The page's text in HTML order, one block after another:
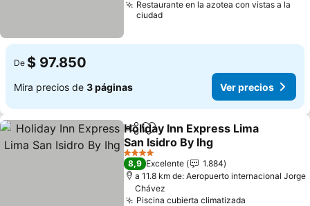
Restaurante en la azotea con vistas a la
ciudad
De $ 97.850
Mira precios de 3 páginas Ver precios
CompartirAgregar a favoritos
Holiday Inn Express Lima
San Isidro By Ihg
4 Estrellas
8,9 Excelente
1.884
a 11.8 km de: Aeropuerto internacional Jorge
Chávez
Piscina cubierta climatizada